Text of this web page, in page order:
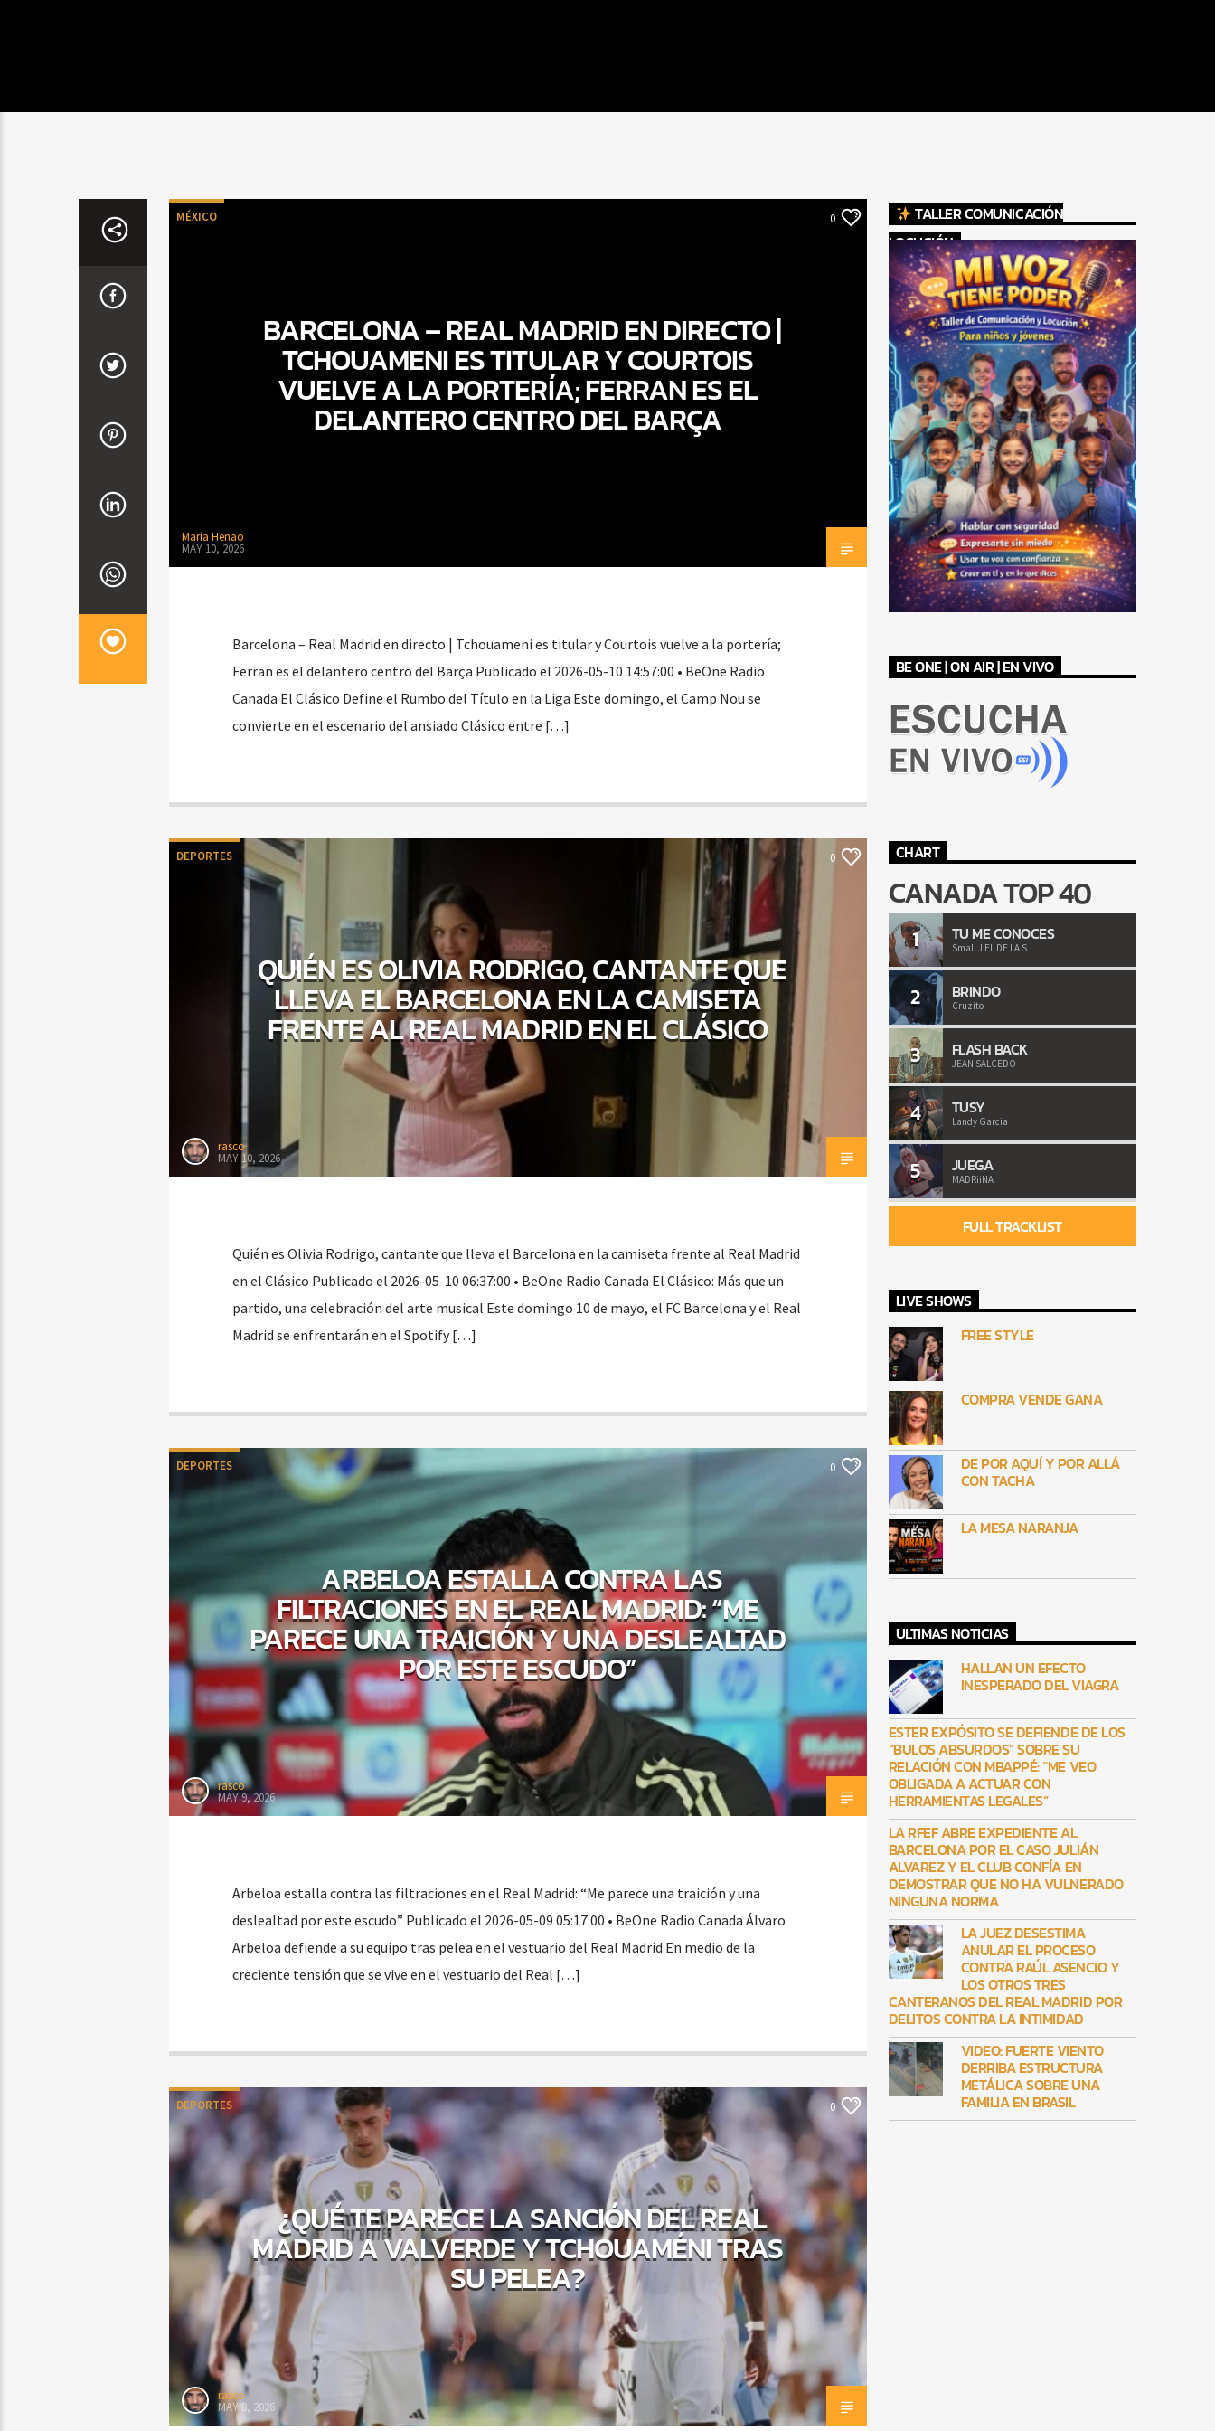
MÉXICO 0
BARCELONA – REAL MADRID EN DIRECTO |
TCHOUAMENI ES TITULAR Y COURTOIS
VUELVE A LA PORTERÍA; FERRAN ES EL
DELANTERO CENTRO DEL BARÇA
Maria Henao
MAY 10, 2026
Barcelona – Real Madrid en directo | Tchouameni es titular y Courtois vuelve a la portería;
Ferran es el delantero centro del Barça Publicado el 2026-05-10 14:57:00 • BeOne Radio
Canada El Clásico Define el Rumbo del Título en la Liga Este domingo, el Camp Nou se
convierte en el escenario del ansiado Clásico entre […]
DEPORTES 0
QUIÉN ES OLIVIA RODRIGO, CANTANTE QUE
LLEVA EL BARCELONA EN LA CAMISETA
FRENTE AL REAL MADRID EN EL CLÁSICO
rasco
MAY 10, 2026
Quién es Olivia Rodrigo, cantante que lleva el Barcelona en la camiseta frente al Real Madrid
en el Clásico Publicado el 2026-05-10 06:37:00 • BeOne Radio Canada El Clásico: Más que un
partido, una celebración del arte musical Este domingo 10 de mayo, el FC Barcelona y el Real
Madrid se enfrentarán en el Spotify […]
DEPORTES 0
ARBELOA ESTALLA CONTRA LAS
FILTRACIONES EN EL REAL MADRID: “ME
PARECE UNA TRAICIÓN Y UNA DESLEALTAD
POR ESTE ESCUDO”
rasco
MAY 9, 2026
Arbeloa estalla contra las filtraciones en el Real Madrid: “Me parece una traición y una
deslealtad por este escudo” Publicado el 2026-05-09 05:17:00 • BeOne Radio Canada Álvaro
Arbeloa defiende a su equipo tras pelea en el vestuario del Real Madrid En medio de la
creciente tensión que se vive en el vestuario del Real […]
DEPORTES 0
¿QUÉ TE PARECE LA SANCIÓN DEL REAL
MADRID A VALVERDE Y TCHOUAMÉNI TRAS
SU PELEA?
rasco
MAY 8, 2026
TALLER COMUNICACIÓN
LOCUCIÓN
BE ONE | ON AIR | EN VIVO
CHART
CANADA TOP 40
1 TU ME CONOCES
Small J EL DE LA S
2 BRINDO
Cruzito
3 FLASH BACK
JEAN SALCEDO
4 TUSY
Landy Garcia
5 JUEGA
MADRiiNA
FULL TRACKLIST
LIVE SHOWS
FREE STYLE
COMPRA VENDE GANA
DE POR AQUÍ Y POR ALLÁ
CON TACHA
LA MESA NARANJA
ULTIMAS NOTICIAS
HALLAN UN EFECTO
INESPERADO DEL VIAGRA
ESTER EXPÓSITO SE DEFIENDE DE LOS
“BULOS ABSURDOS” SOBRE SU
RELACIÓN CON MBAPPÉ: “ME VEO
OBLIGADA A ACTUAR CON
HERRAMIENTAS LEGALES”
LA RFEF ABRE EXPEDIENTE AL
BARCELONA POR EL CASO JULIÁN
ALVAREZ Y EL CLUB CONFÍA EN
DEMOSTRAR QUE NO HA VULNERADO
NINGUNA NORMA
LA JUEZ DESESTIMA
ANULAR EL PROCESO
CONTRA RAÚL ASENCIO Y
LOS OTROS TRES
CANTERANOS DEL REAL MADRID POR
DELITOS CONTRA LA INTIMIDAD
VIDEO: FUERTE VIENTO
DERRIBA ESTRUCTURA
METÁLICA SOBRE UNA
FAMILIA EN BRASIL